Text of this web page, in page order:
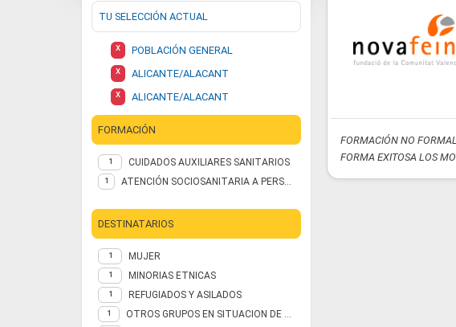
TU SELECCIÓN ACTUAL
X POBLACIÓN GENERAL
X ALICANTE/ALACANT
X ALICANTE/ALACANT
FORMACIÓN
1 CUIDADOS AUXILIARES SANITARIOS
1 ATENCIÓN SOCIOSANITARIA A PERSONAS DEPENDIENTES EN INSTITUCIONES SOCIALES
DESTINATARIOS
1 MUJER
1 MINORIAS ETNICAS
1 REFUGIADOS Y ASILADOS
1 OTROS GRUPOS EN SITUACION DE NECESIDAD
FORMACIÓN NO
FORMA EXITOSA LOS